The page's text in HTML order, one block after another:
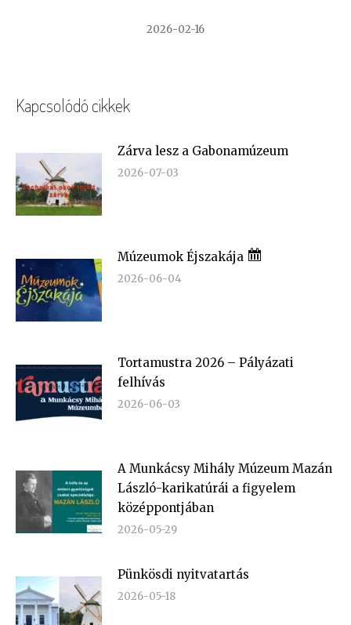
2026-02-16
Kapcsolódó cikkek
Zárva lesz a Gabonamúzeum
2026-07-03
Múzeumok Éjszakája
2026-06-04
Tortamustra 2026 – Pályázati
felhívás
2026-06-03
A Munkácsy Mihály Múzeum Mazán
László-karikatúrái a figyelem
középpontjában
2026-05-29
Pünkösdi nyitvatartás
2026-05-18